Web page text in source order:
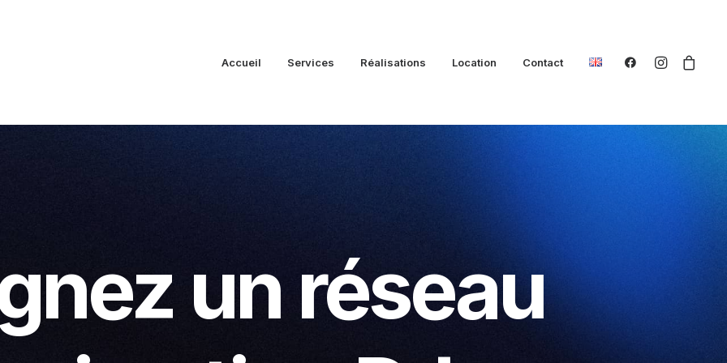
Accueil Services Réalisations Location Contact
un réseau